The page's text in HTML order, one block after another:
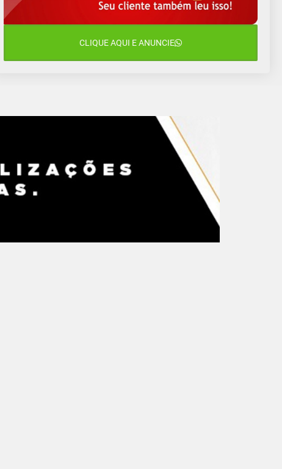
12 de agosto
15°C 12°C
CLIQUE AQUI E ANUNCIE